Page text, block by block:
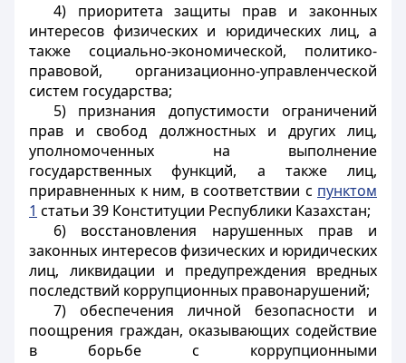
4) приоритета защиты прав и законных
интересов физических и юридических лиц, а
также социально-экономической, политико-
правовой, организационно-управленческой
систем государства;
5) признания допустимости ограничений
прав и свобод должностных и других лиц,
уполномоченных на выполнение
государственных функций, а также лиц,
приравненных к ним, в соответствии с пунктом
1 статьи 39 Конституции Республики Казахстан;
6) восстановления нарушенных прав и
законных интересов физических и юридических
лиц, ликвидации и предупреждения вредных
последствий коррупционных правонарушений;
7) обеспечения личной безопасности и
поощрения граждан, оказывающих содействие
в борьбе с коррупционными